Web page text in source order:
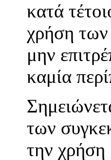
κατά
χρήση των
μην
καμία
των
την χρήση